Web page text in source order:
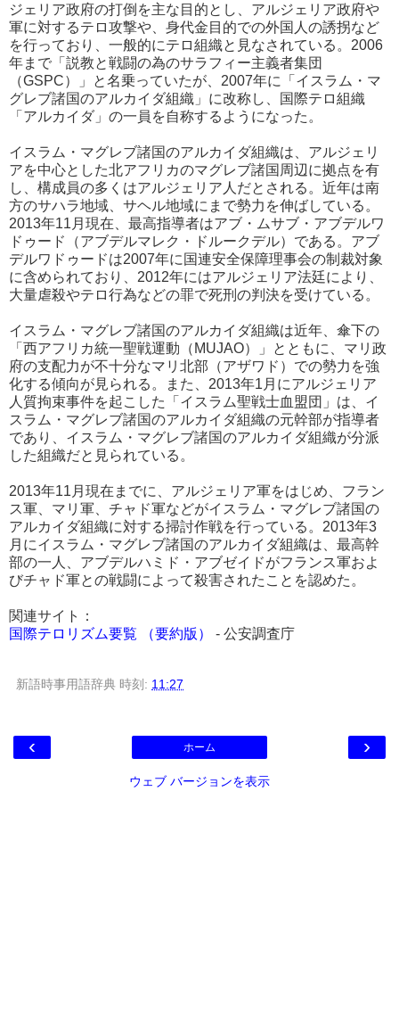
ジェリア政府の打倒を主な目的とし、アルジェリア政府や
軍に対するテロ攻撃や、身代金目的での外国人の誘拐など
を行っており、一般的にテロ組織と見なされている。2006
年まで「説教と戦闘の為のサラフィー主義者集団
（GSPC）」と名乗っていたが、2007年に「イスラム・マ
グレブ諸国のアルカイダ組織」に改称し、国際テロ組織
「アルカイダ」の一員を自称するようになった。
イスラム・マグレブ諸国のアルカイダ組織は、アルジェリ
アを中心とした北アフリカのマグレブ諸国周辺に拠点を有
し、構成員の多くはアルジェリア人だとされる。近年は南
方のサハラ地域、サヘル地域にまで勢力を伸ばしている。
2013年11月現在、最高指導者はアブ・ムサブ・アブデルワ
ドゥード（アブデルマレク・ドルークデル）である。アブ
デルワドゥードは2007年に国連安全保障理事会の制裁対象
に含められており、2012年にはアルジェリア法廷により、
大量虐殺やテロ行為などの罪で死刑の判決を受けている。
イスラム・マグレブ諸国のアルカイダ組織は近年、傘下の
「西アフリカ統一聖戦運動（MUJAO）」とともに、マリ政
府の支配力が不十分なマリ北部（アザワド）での勢力を強
化する傾向が見られる。また、2013年1月にアルジェリア
人質拘束事件を起こした「イスラム聖戦士血盟団」は、イ
スラム・マグレブ諸国のアルカイダ組織の元幹部が指導者
であり、イスラム・マグレブ諸国のアルカイダ組織が分派
した組織だと見られている。
2013年11月現在までに、アルジェリア軍をはじめ、フラン
ス軍、マリ軍、チャド軍などがイスラム・マグレブ諸国の
アルカイダ組織に対する掃討作戦を行っている。2013年3
月にイスラム・マグレブ諸国のアルカイダ組織は、最高幹
部の一人、アブデルハミド・アブゼイドがフランス軍およ
びチャド軍との戦闘によって殺害されたことを認めた。
関連サイト：
国際テロリズム要覧 （要約版）
- 公安調査庁
新語時事用語辞典 時刻: 11:27
‹ ›
ホーム
ウェブ バージョンを表示